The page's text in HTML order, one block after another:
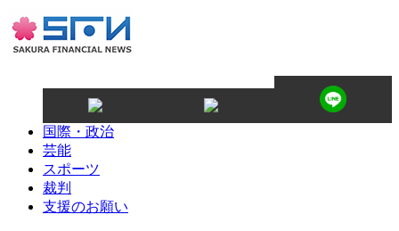
国際・政治
芸能
スポーツ
裁判
支援のお願い